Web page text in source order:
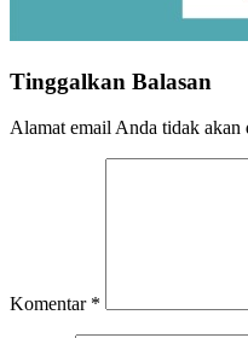
Tinggalkan Balasan
Alamat email Anda tidak akan
Komentar *